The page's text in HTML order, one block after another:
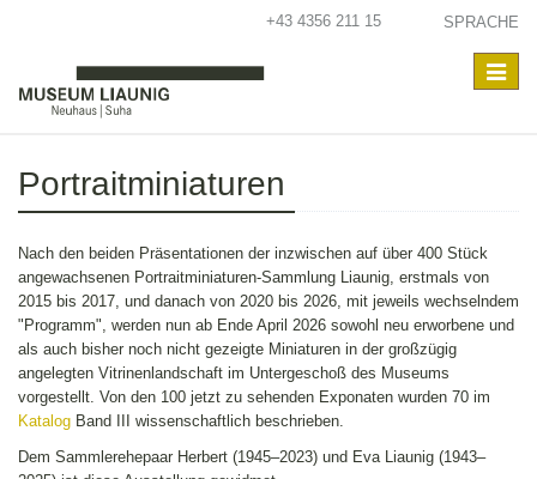
+43 4356 211 15 SPRACHE
Toggle
Portraitminiaturen
Nach den beiden Präsentationen der inzwischen auf über 400 Stück
angewachsenen Portraitminiaturen-Sammlung Liaunig, erstmals von
2015 bis 2017, und danach von 2020 bis 2026, mit jeweils wechselndem
"Programm", werden nun ab Ende April 2026 sowohl neu erworbene und
als auch bisher noch nicht gezeigte Miniaturen in der großzügig
angelegten Vitrinenlandschaft im Untergeschoß des Museums
vorgestellt. Von den 100 jetzt zu sehenden Exponaten wurden 70 im
Katalog Band III wissenschaftlich beschrieben.
Dem Sammlerehepaar Herbert (1945–2023) und Eva Liaunig (1943–